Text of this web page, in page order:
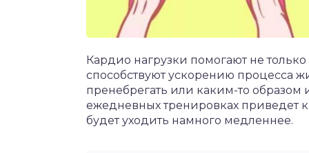
Кардио нагрузки помогают не
способствуют ускорению процесса
пренебрегать или каким-то образом
ежедневных тренировках приведет
будет уходить намного медленнее.